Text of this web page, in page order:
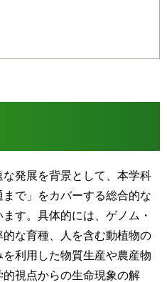
発展を背景として、本学科
で」をカバーする総合的な
す。具体的には、ゲノム・
な育種、人を含む動植物の
利用した物質生産や農産物
視点からの生命現象の解